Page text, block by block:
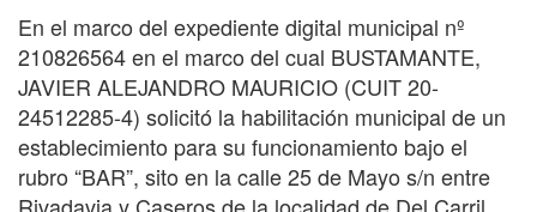
En el marco del expediente digital municipal nº
210826564 en el marco del cual BUSTAMANTE,
JAVIER ALEJANDRO MAURICIO (CUIT 20-
24512285-4) solicitó la habilitación municipal de un
establecimiento para su funcionamiento bajo el
rubro “BAR”, sito en la calle 25 de Mayo s/n entre